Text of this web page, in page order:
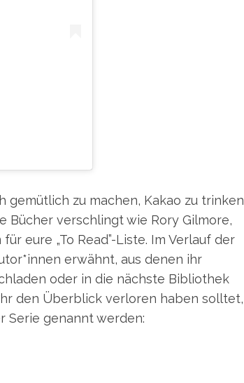
gemütlich zu machen, Kakao zu trinken
Bücher verschlingt wie Rory Gilmore,
eure „To Read”-Liste. Im Verlauf der
erwähnt, aus denen ihr
oder in die nächste Bibliothek
den Überblick verloren haben solltet,
Serie genannt werden: